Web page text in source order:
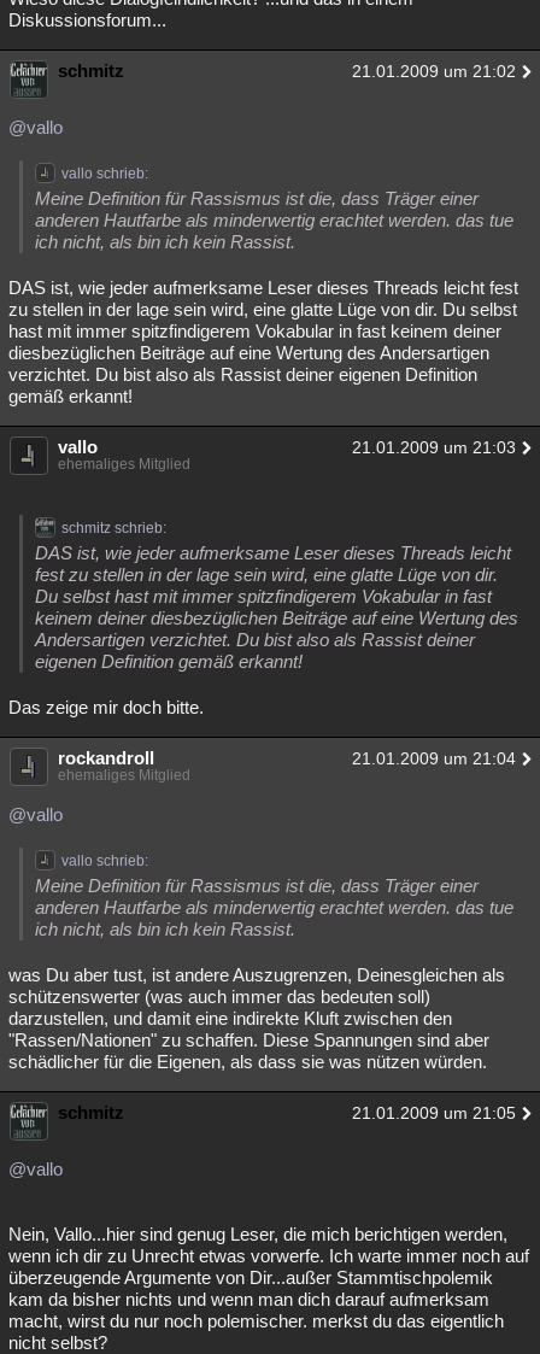
Diskussionsforum...
schmitz 21.01.2009 um 21:02
@vallo
vallo schrieb:
Meine Definition für Rassismus ist die, dass Träger einer
anderen Hautfarbe als minderwertig erachtet werden. das tue
ich nicht, als bin ich kein Rassist.
DAS ist, wie jeder aufmerksame Leser dieses Threads leicht fest
zu stellen in der lage sein wird, eine glatte Lüge von dir. Du selbst
hast mit immer spitzfindigerem Vokabular in fast keinem deiner
diesbezüglichen Beiträge auf eine Wertung des Andersartigen
verzichtet. Du bist also als Rassist deiner eigenen Definition
gemäß erkannt!
vallo 21.01.2009 um 21:03
ehemaliges Mitglied
schmitz schrieb:
DAS ist, wie jeder aufmerksame Leser dieses Threads leicht
fest zu stellen in der lage sein wird, eine glatte Lüge von dir.
Du selbst hast mit immer spitzfindigerem Vokabular in fast
keinem deiner diesbezüglichen Beiträge auf eine Wertung des
Andersartigen verzichtet. Du bist also als Rassist deiner
eigenen Definition gemäß erkannt!
Das zeige mir doch bitte.
rockandroll 21.01.2009 um 21:04
ehemaliges Mitglied
@vallo
vallo schrieb:
Meine Definition für Rassismus ist die, dass Träger einer
anderen Hautfarbe als minderwertig erachtet werden. das tue
ich nicht, als bin ich kein Rassist.
was Du aber tust, ist andere Auszugrenzen, Deinesgleichen als
schützenswerter (was auch immer das bedeuten soll)
darzustellen, und damit eine indirekte Kluft zwischen den
"Rassen/Nationen" zu schaffen. Diese Spannungen sind aber
schädlicher für die Eigenen, als dass sie was nützen würden.
schmitz 21.01.2009 um 21:05
@vallo
Nein, Vallo...hier sind genug Leser, die mich berichtigen werden,
wenn ich dir zu Unrecht etwas vorwerfe. Ich warte immer noch auf
überzeugende Argumente von Dir...außer Stammtischpolemik
kam da bisher nichts und wenn man dich darauf aufmerksam
macht, wirst du nur noch polemischer. merkst du das eigentlich
nicht selbst?